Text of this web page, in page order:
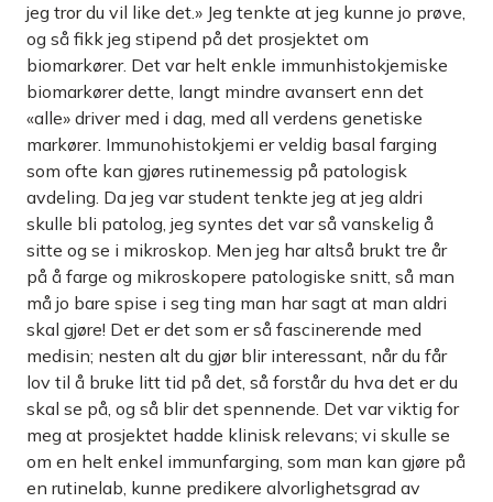
jeg tror du vil like det.» Jeg tenkte at jeg kunne jo prøve,
og så fikk jeg stipend på det prosjektet om
biomarkører. Det var helt enkle immunhistokjemiske
biomarkører dette, langt mindre avansert enn det
«alle» driver med i dag, med all verdens genetiske
markører. Immunohistokjemi er veldig basal farging
som ofte kan gjøres rutinemessig på patologisk
avdeling. Da jeg var student tenkte jeg at jeg aldri
skulle bli patolog, jeg syntes det var så vanskelig å
sitte og se i mikroskop. Men jeg har altså brukt tre år
på å farge og mikroskopere patologiske snitt, så man
må jo bare spise i seg ting man har sagt at man aldri
skal gjøre! Det er det som er så fascinerende med
medisin; nesten alt du gjør blir interessant, når du får
lov til å bruke litt tid på det, så forstår du hva det er du
skal se på, og så blir det spennende. Det var viktig for
meg at prosjektet hadde klinisk relevans; vi skulle se
om en helt enkel immunfarging, som man kan gjøre på
en rutinelab, kunne predikere alvorlighetsgrad av